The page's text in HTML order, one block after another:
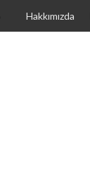
Hakkımızda